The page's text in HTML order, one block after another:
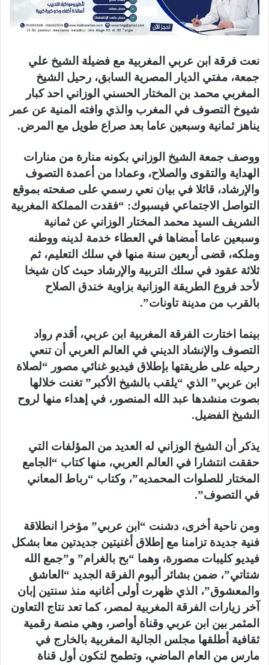
نعت فرقة ابن عربي المغربية مع فضيلة الشيخ علي
جمعة، مفتي الديار المصرية السابق، رحيل الشيخ
المغربي محمد بن المختار الحسني الوزاني احد كبار
شيوخ التصوف في المغرب والذي وافته المنية عن عمر
يناهز ثمانية وسبعين عاما بعد صراع طويل مع المرض.
ووصف جمعة الشيخ الوزاني بكونه منارة من منارات
الهداية والتقوى والصلاح، وعمادا من أعمدة التصوف
والإرشاد، قائلا في بيان نعي رسمي على صفحته بموقع
التواصل الاجتماعي فيسبوك: “فقدت المملكة المغربية
الشريف السيد محمد المختار الوزاني عن ثمانية
وسبعين عاما أمضاها في العطاء خدمة لدينه ووطنه
وملكه، قضى أربعين سنة منها في سلك التعليم، ثم
ثلاثة عقود في سلك التربية والإرشاد حيث كان شيخا
لأحد فروع الطريقة الوزانية بزاوية خندق الصلاح
بالقرب من مدينة تاونات”.
بينما اختارت الفرقة المغربية ابن عربي، أقدم رواد
التصوف والإنشاد الديني في العالم العربي أن تنعي
رحيله على طريقتها بإطلاق فيديو غنائي مصور “لصلاة
ابن عربي” الذي “يلقب بالشيخ الأكبر” تغنت خلالها
بصوت منشدها عبد الله المنصور، في إهداء منها لروح
الشيخ الفضيل.
يذكر أن الشيخ الوزاني له العديد من المؤلفات التي
حققت انتشارا في العالم العربي، منها كتاب “الجامع
المختار للصلوات المحمديه”، وكتاب “رباط المعاني
في التصوف”.
ومن ناحية أخرى، دشنت “ابن عربي” مؤخرا انطلاقة
فنية جديدة تزامنا مع إطلاق أغنيتين جديدتين معا بشكل
فيديو كليبات مصورة، وهما “بح بالغرام” و”جمع الله
شتاتي”، ضمن بشائر ألبوم الفرقة الجديد “العاشق
والمعشوق”، الذي ظهرت أولى أغانيه منذ سنتين إبان
آخر زيارات الفرقة المغربية لمصر، كما تعد نتاج التعاون
المثمر بين ابن عربي وقناة أواصر، وهي منصة رقمية
ثقافية أطلقها مجلس الجالية المغربية بالخارج في
مارس من العام الماضي، وتطمح لتكون أول قناة